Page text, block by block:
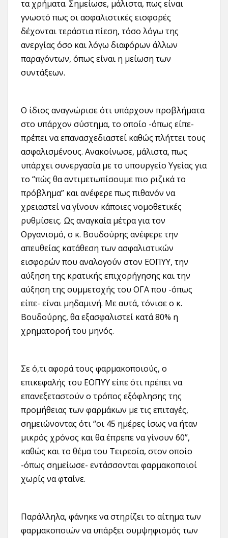
τα χρήματα. Σημείωσε, μάλιστα, πως είναι
γνωστό πως οι ασφαλιστικές εισφορές
δέχονται τεράστια πίεση, τόσο λόγω της
ανεργίας όσο και λόγω διαφόρων άλλων
παραγόντων, όπως είναι η μείωση των
συντάξεων.
Ο ίδιος αναγνώρισε ότι υπάρχουν προβλήματα
στο υπάρχον σύστημα, το οποίο -όπως είπε-
πρέπει να επανασχεδιαστεί καθώς πλήττει τους
ασφαλισμένους. Ανακοίνωσε, μάλιστα, πως
υπάρχει συνεργασία με το υπουργείο Υγείας για
το “πώς θα αντιμετωπίσουμε πιο ριζικά το
πρόβλημα” και ανέφερε πως πιθανόν να
χρειαστεί να γίνουν κάποιες νομοθετικές
ρυθμίσεις. Ως αναγκαία μέτρα για τον
Οργανισμό, ο κ. Βουδούρης ανέφερε την
απευθείας κατάθεση των ασφαλιστικών
εισφορών που αναλογούν στον ΕΟΠΥΥ, την
αύξηση της κρατικής επιχορήγησης και την
αύξηση της συμμετοχής του ΟΓΑ που -όπως
είπε- είναι μηδαμινή. Με αυτά, τόνισε ο κ.
Βουδούρης, θα εξασφαλιστεί κατά 80% η
χρηματοροή του μηνός.
Σε ό,τι αφορά τους φαρμακοποιούς, ο
επικεφαλής του ΕΟΠΥΥ είπε ότι πρέπει να
επανεξεταστούν ο τρόπος εξόφλησης της
προμήθειας των φαρμάκων με τις επιταγές,
σημειώνοντας ότι “οι 45 ημέρες ίσως να ήταν
μικρός χρόνος και θα έπρεπε να γίνουν 60”,
καθώς και το θέμα του Τειρεσία, στον οποίο
-όπως σημείωσε- εντάσσονται φαρμακοποιοί
χωρίς να φταίνε.
Παράλληλα, φάνηκε να στηρίζει το αίτημα των
φαρμακοποιών να υπάρξει συμψηφισμός των